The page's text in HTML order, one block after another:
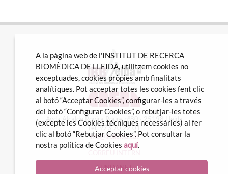
Avda Alcalde Rovira Roure nº80 · 25198 Lleida
Tel. 973 70 22 01
info@irblleida.cat
iFUNDANET
A la pàgina web de l'INSTITUT DE RECERCA
BIOMÈDICA DE LLEIDA, utilitzem cookies no
exceptuades, cookies pròpies amb finalitats
analítiques. Pot acceptar totes les cookies fent clic
al botó “Acceptar Cookies”, configurar-les a través
del botó “Configurar Cookies”, o rebutjar-les totes
(excepte les Cookies tècniques necessàries) al fer
clic al botó “Rebutjar Cookies”. Pot consultar la
nostra política de Cookies aquí.
Acceptar cookies